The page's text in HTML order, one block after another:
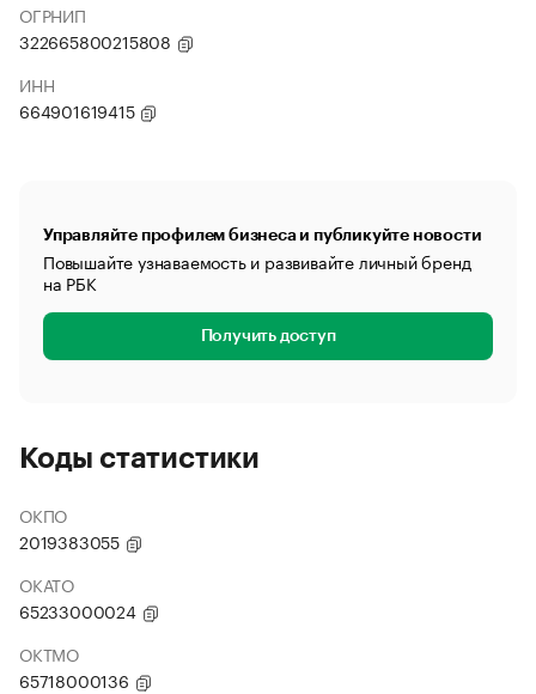
ОГРНИП
322665800215808
ИНН
664901619415
Управляйте профилем бизнеса и публикуйте новости
Повышайте узнаваемость и развивайте личный бренд
на РБК
Получить доступ
Коды статистики
ОКПО
2019383055
ОКАТО
65233000024
ОКТМО
65718000136